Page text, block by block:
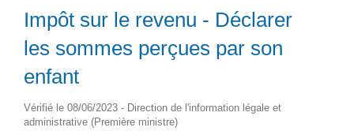
Impôt sur le revenu - Déclarer
les sommes perçues par son
enfant
Vérifié le 08/06/2023 - Direction de l'information légale et
administrative (Première ministre)